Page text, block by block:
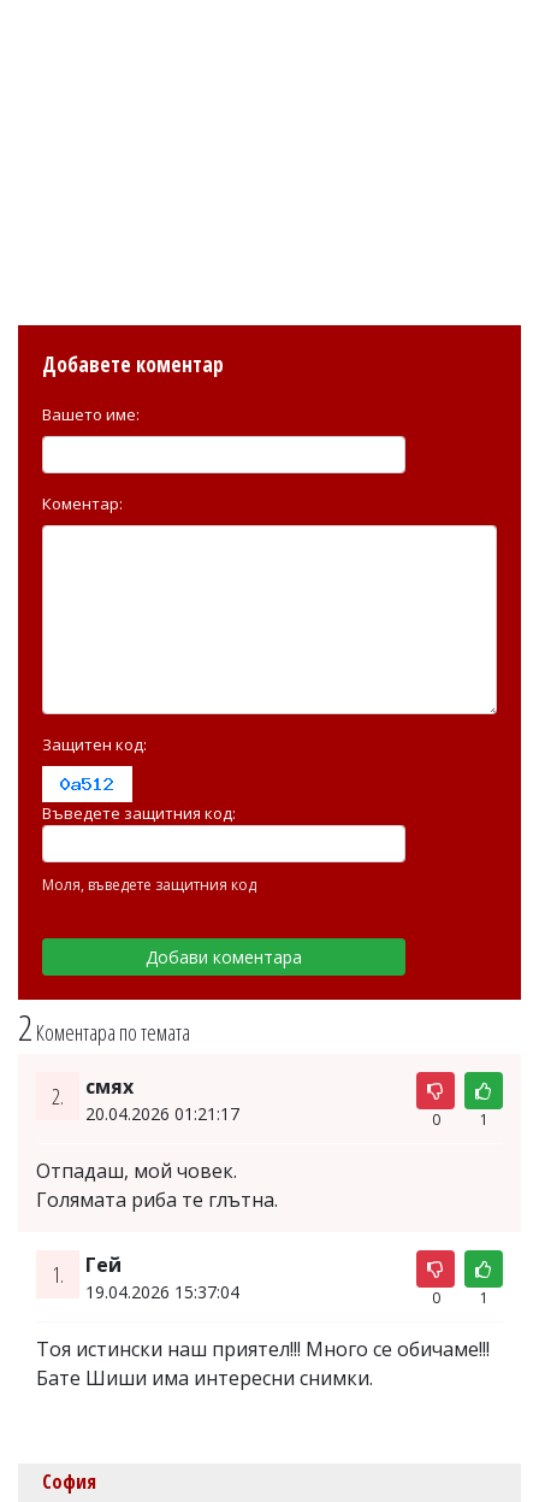
2 Коментара по темата
2. смях
20.04.2026 01:21:17 0 1
Отпадаш, мой човек.
Голямата риба те глътна.
1. Гей
19.04.2026 15:37:04 0 1
Тоя истински наш приятел!!! Много се обичаме!!!
Бате Шиши има интересни снимки.
Добавете коментар
Вашето име:
Коментар:
Защитен код:
Въведете защитния код:
Моля, въведете защитния код
София